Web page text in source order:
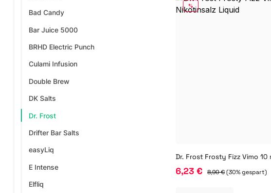
Bad Candy
Bar Juice 5000
BRHD Electric Punch
Culami Infusion
Double Brew
DK Salts
Dr. Frost
Drifter Bar Salts
easyLiq
E Intense
Elfliq
RABATT
%
6,23 € 8,90 €(30% gespart)